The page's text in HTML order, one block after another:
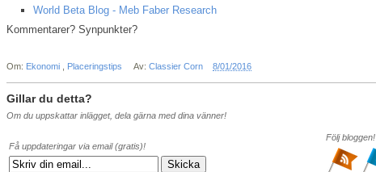
World Beta Blog - Meb Faber Research
Kommentarer? Synpunkter?
Om: Ekonomi Placeringstips Av:Classier Corn 8/01/2016
Gillar du detta?
Om du uppskattar inlägget, dela gärna med dina vänner!
Få uppdateringar via email (gratis)!
Följ bloggen!